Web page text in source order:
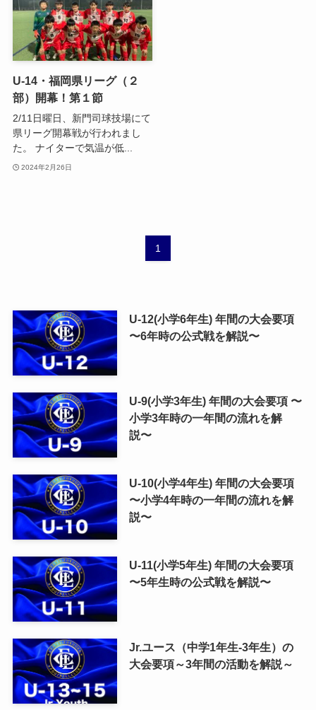
U-14・福岡県リーグ（２
部）開幕！第１節
2/11日曜日、新門司球技場にて
県リーグ開幕戦が行われまし
た。 ナイターで気温が低...
2024年2月26日
1
U-12(小学6年生) 年間の大会要項
〜6年時の公式戦を解説〜
U-9(小学3年生) 年間の大会要項 〜
小学3年時の一年間の流れを解
説〜
U-10(小学4年生) 年間の大会要項
〜小学4年時の一年間の流れを解
説〜
U-11(小学5年生) 年間の大会要項
〜5年生時の公式戦を解説〜
Jr.ユース（中学1年生-3年生）の
大会要項～3年間の活動を解説～